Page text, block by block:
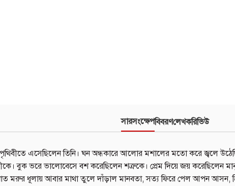
সারসংক্ষেপবিবরণলেখকরিভিউ
এসেছিলেন তিনি। ঘন অন্ধকারে আলোর মশালের মতো করে জ্বলে
বুক ভরে ভালোবেসে বশ করেছিলেন শত্রুকে। প্রেম দিয়ে জয় করেছিলেন
মরুর ধূলায় আবার মাথা তুলে দাঁড়াল মানবতা, সত্য ফিরে পেল আপন আসন,